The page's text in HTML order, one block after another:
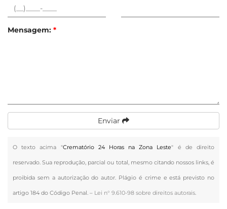
Mensagem: *
Enviar
O texto acima "Crematório 24 Horas na Zona Leste" é de direito
reservado. Sua reprodução, parcial ou total, mesmo citando nossos links, é
proibida sem a autorização do autor. Plágio é crime e está previsto no
artigo 184 do Código Penal. – Lei n° 9.610-98 sobre direitos autorais.